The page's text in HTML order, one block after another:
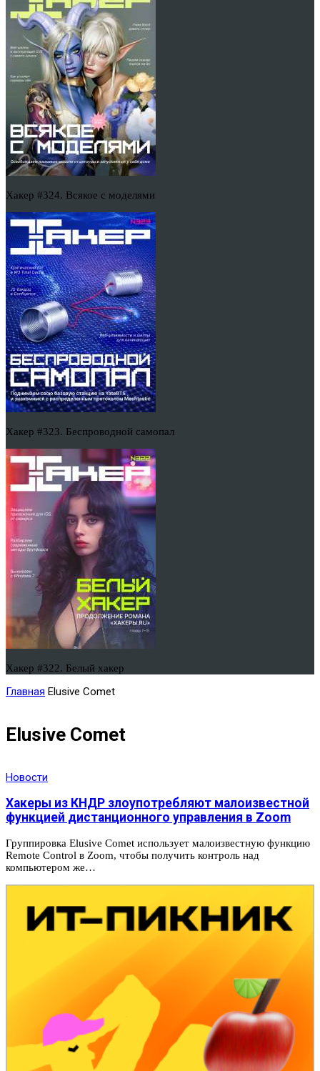
Хакер #324. Всякое с моделями
Хакер #323. Беспроводной самопал
Хакер #322. Белый хакер
Главная Elusive Comet
Elusive Comet
Новости
Хакеры из КНДР злоупотребляют малоизвестной
функцией дистанционного управления в Zoom
Группировка Elusive Comet использует малоизвестную функцию
Remote Control в Zoom, чтобы получить контроль над
компьютером же…